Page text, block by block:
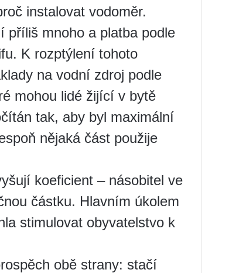
instalovat vodoměr.
příliš mnoho a platba podle
K rozptýlení tohoto
na vodní zdroj podle
mohou lidé žijící v bytě
tak, aby byl maximální
nějaká část použije
koeficient – násobitel ve
částku. Hlavním úkolem
stimulovat obyvatelstvo k
obě strany: stačí